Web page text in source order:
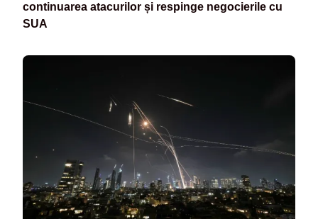
continuarea atacurilor și respinge negocierile cu
SUA